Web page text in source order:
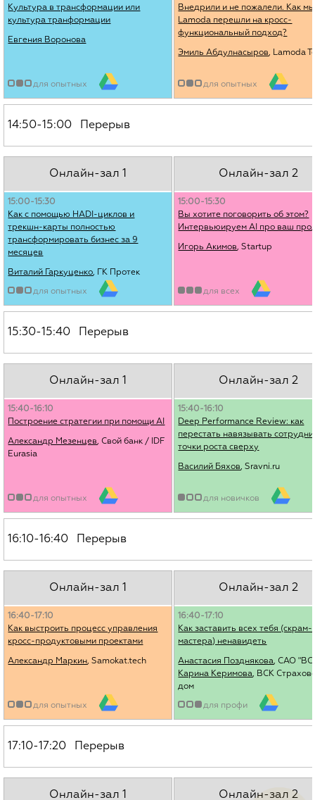
Культура в трансформации или
культура транформации
Евгения Воронова
для опытных
Внедрили и не пожалели. Как
Lamoda перешли на кросс-
функциональный подход?
Эмиль Абдулнасыров, Lamoda
для опытных
14:50-15:00 Перерыв
Онлайн-зал 1
15:00-15:30
Как с помощью HADI-циклов и
трекшн-карты полностью
трансформировать бизнес за 9
месяцев
Виталий Гаркуценко, ГК Протек
для опытных
Онлайн-зал 2
15:00-15:30
Вы хотите поговорить об этом?
Интервьюируем AI про ваш
Игорь Акимов, Startup
для всех
15:30-15:40 Перерыв
Онлайн-зал 1
15:40-16:10
Построение стратегии при помощи AI
Александр Мезенцев, Свой банк / IDF
Eurasia
для опытных
Онлайн-зал 2
15:40-16:10
Deep Performance Review: как
перестать навязывать
точки роста сверху
Василий Бяхов, Sravni.ru
для новичков
16:10-16:40 Перерыв
Онлайн-зал 1
16:40-17:10
Как выстроить процесс управления
кросс-продуктовыми проектами
Александр Маркин, Samokat.tech
для опытных
Онлайн-зал 2
16:40-17:10
Как заставить всех тебя (скрам-
мастера) ненавидеть
Анастасия Позднякова, САО
Карина Керимова, ВСК
дом
для профи
17:10-17:20 Перерыв
Онлайн-зал 1 Онлайн-зал 2